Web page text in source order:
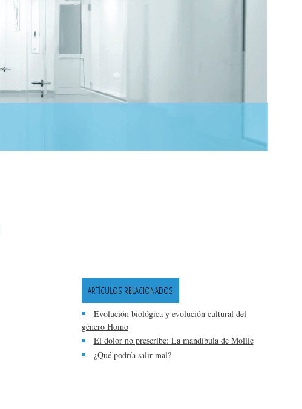
ARTÍCULOS RELACIONADOS
Evolución biológica y evolución cultural del
género Homo
El dolor no prescribe: La mandíbula de Mollie
¿Qué podría salir mal?